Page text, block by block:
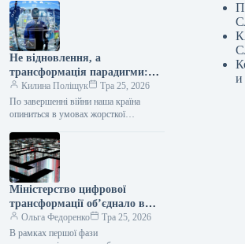
Не відновлення, а
трансформація парадигми:
якою має стати економіка
України після війни
Килина Поліщук
Тра 25, 2026
По завершенні війни наша країна
опиниться в умовах жорсткої
виробництва і людей Дискусія щодо
повоєнної…
Міністерство цифрової
трансформації об’єднало в
єдиний реєстр більше 270
тисяч цифрових послуг
Ольга Федоренко
Тра 25, 2026
В рамках першої фази
и